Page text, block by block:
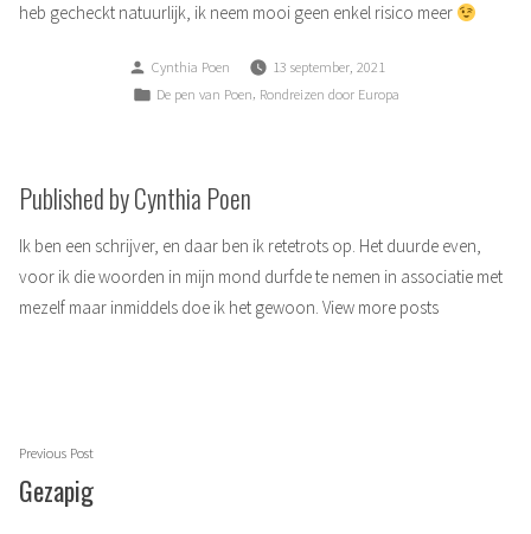
heb gecheckt natuurlijk, ik neem mooi geen enkel risico meer
Posted
by
Cynthia Poen
13 september, 2021
Posted
De pen van Poen, Rondreizen door Europa
Published by Cynthia Poen
Ik ben een schrijver, en daar ben ik retetrots op. Het duurde even,
voor ik die woorden in mijn mond durfde te nemen in associatie met
mezelf maar inmiddels doe ik het gewoon. View more posts
Berichtnavigatie
Previous PostPrevious
post:
Gezapig